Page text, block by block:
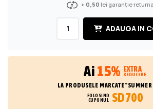
+ 0,50 lei garanție
ADAUGA IN
Ai15% EXTRA
REDUCERE
LA PRODUSELE MARCATE
FOLOSIND
CUPONUL
SD700